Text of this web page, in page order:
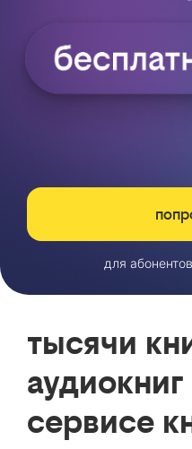
для
тысячи
аудиокниг
сервисе